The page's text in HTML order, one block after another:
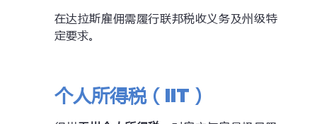
在达拉斯雇佣需履行联邦税收义务及州级特
定要求。
个人所得税（IIT）